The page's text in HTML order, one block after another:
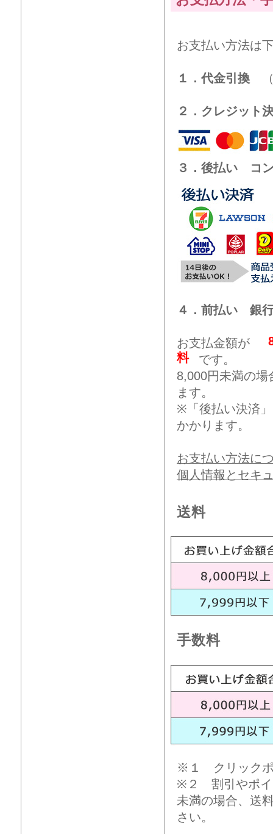
お支払い方法は
１．代金引換 （
２．クレジット
３．後払い コ
４．前払い 銀
お支払金額が
料
です。
8,000円未満の場
ます。
※「後払い決済
かかります。
お支払い方法に
個人情報とセキ
送料
手数料
※１ クリックポ
※２ 割引やポイ
未満の場合、送
さい。